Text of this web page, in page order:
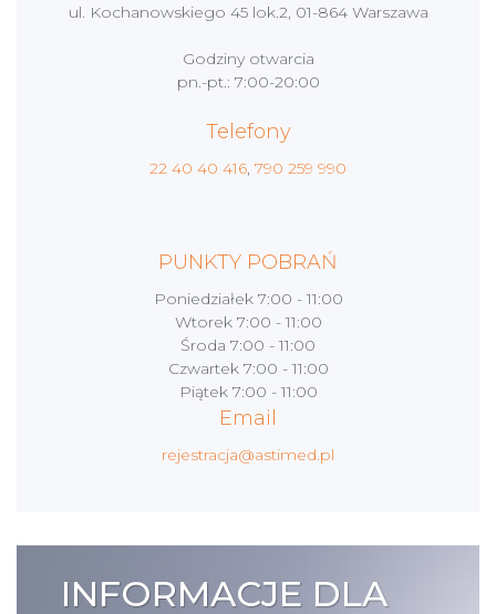
ul. Kochanowskiego 45 lok.2, 01-864 Warszawa
Godziny otwarcia
pn.-pt.: 7:00-20:00
Telefony
22 40 40 416, 790 259 990
PUNKTY POBRAŃ
Poniedziałek7:00 - 11:00
Wtorek7:00 - 11:00
Środa 7:00 - 11:00
Czwartek7:00 - 11:00
Piątek7:00 - 11:00
Email
rejestracja@astimed.pl
INFORMACJE DLA